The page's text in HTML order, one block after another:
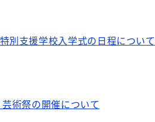
別支援学校入学式の日程について
術祭の開催について